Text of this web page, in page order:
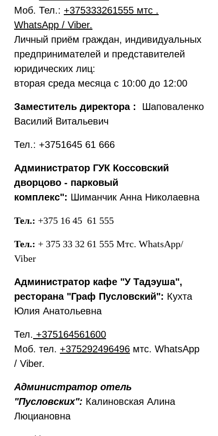
Моб. Тел.: +375333261555 мтс .
WhatsApp / Viber.
Личный приём граждан, индивидуальных
предпринимателей и представителей
юридических лиц:
вторая среда месяца с 10:00 до 12:00
Заместитель директора : Шаповаленко
Василий Витальевич
Тел.: +3751645 61 666
Администратор ГУК Коссовский
дворцово - парковый
комплекс": Шиманчик Анна Николаевна
Тел.: +375 16 45 61 555
Тел.: + 375 33 32 61 555 Мтс. WhatsApp/
Viber
Администратор кафе "У Тадэуша",
ресторана "Граф Пусловский": Кухта
Юлия Анатольевна
Тел. +375164561600
Моб. тел. +375292496496 мтс. WhatsApp
/ Viber.
Администратор отель
"Пусловских": Калиновская Алина
Люциановна